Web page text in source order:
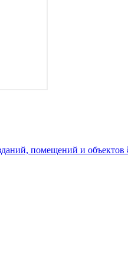
помещений и объектов